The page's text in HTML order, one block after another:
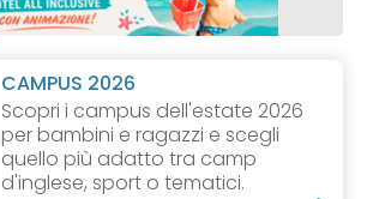
CAMPUS 2026
Scopri i campus dell'estate 2026
per bambini e ragazzi e scegli
quello più adatto tra camp
d'inglese, sport o tematici.